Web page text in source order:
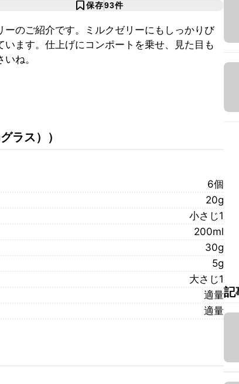
保存93件
のご紹介です。ミルクゼリーにもしっかりび
ます。仕上げにコンポートを乗せ、見た目も
ね。
ラス） ）
6個
20g
小さじ1
200ml
30g
5g
大さじ1
適量
適量
記